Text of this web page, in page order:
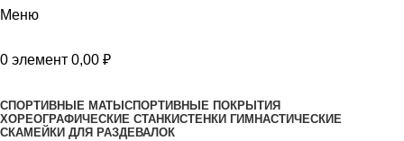
Меню
0 элемент 0,00 ₽
СПОРТИВНЫЕ МАТЫ СПОРТИВНЫЕ ПОКРЫТИЯ
ХОРЕОГРАФИЧЕСКИЕ СТАНКИСТЕНКИ ГИМНАСТИЧЕСКИЕ
СКАМЕЙКИ ДЛЯ РАЗДЕВАЛОК